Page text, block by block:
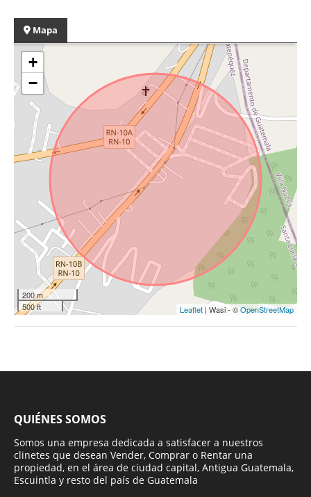
Mapa
+
−
200 m
500 ft
Leaflet | Wasi - ©OpenStreetMap
QUIÉNES SOMOS
Somos una empresa dedicada a satisfacer a nuestros
clinetes que desean Vender, Comprar o Rentar una
propiedad, en el área de ciudad capital, Antigua Guatemala,
Escuintla y resto del país de Guatemala